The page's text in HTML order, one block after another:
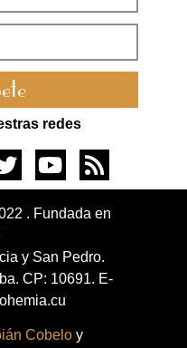
redes
. Fundada en
y San Pedro.
CP: 10691. E-
Cobelo y